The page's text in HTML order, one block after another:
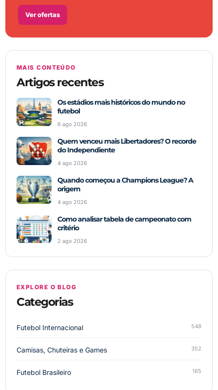
Ver ofertas
MAIS CONTEÚDO
Artigos recentes
Os estádios mais históricos do mundo no
futebol
6 ago 2026
Quem venceu mais Libertadores? O recorde
do Independiente
4 ago 2026
Quando começou a Champions League? A
origem
4 ago 2026
Como analisar tabela de campeonato com
critério
2 ago 2026
EXPLORE O BLOG
Categorias
Futebol Internacional 548
Camisas, Chuteiras e Games 352
Futebol Brasileiro 165